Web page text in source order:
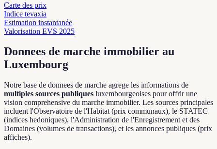
Carte des prix
Indice tevaxia
Estimation instantanée
Valorisation EVS 2025
Donnees de marche immobilier au
Luxembourg
Notre base de donnees de marche agrege les informations de
multiples sources publiques luxembourgeoises pour offrir une
vision comprehensive du marche immobilier. Les sources principales
incluent l'Observatoire de l'Habitat (prix communaux), le STATEC
(indices hedoniques), l'Administration de l'Enregistrement et des
Domaines (volumes de transactions), et les annonces publiques (prix
affiches).